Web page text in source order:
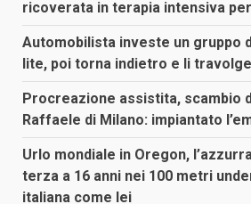
ricoverata in terapia intensiva
Automobilista investe un gruppo
lite, poi torna indietro e li
Procreazione assistita, scambio
Raffaele di Milano: impiantato
Urlo mondiale in Oregon,
terza a 16 anni nei 100 metri
italiana come lei